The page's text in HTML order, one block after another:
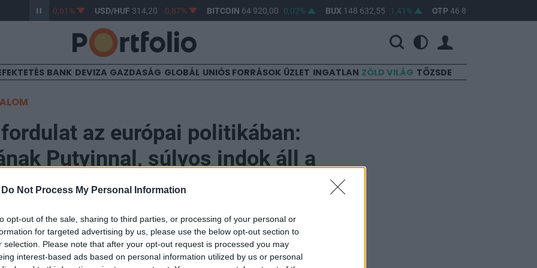
Do Not Process My Personal Information
opt-out of the sale, sharing to third parties, or processing of your personal or
for targeted advertising by us, please use the below opt-out section to
selection. Please note that after your opt-out request is processed you may
interest-based ads based on personal information utilized by us or personal
363,17 -0,61% USD/HUF 314,20 -0,87% BITCOIN64 920,00 0,02% BUX148 632,55 1,41% OTP46 890
BANK DEVIZA GAZDASÁG GLOBÁL UNIÓS FORRÁSOK ÜZLET INGATLAN ZÖLD VILÁG TŐZSDE
az európai politikában:
Putyinnal, súlyos indok áll a
lapnak nyilatkozó források értesülései szerint Európa